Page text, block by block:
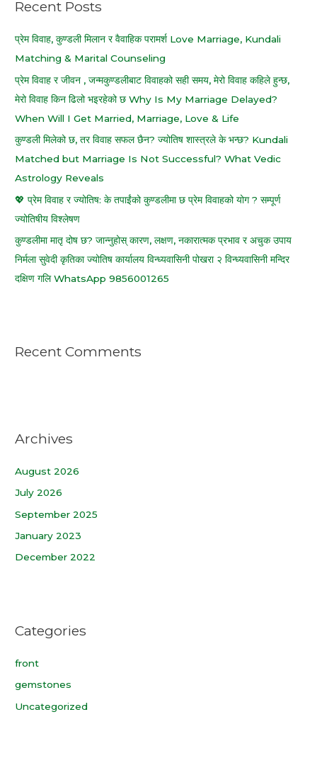
h
o
r
:
Recent Posts
प्रेम विवाह, कुण्डली मिलान र वैवाहिक परामर्श Love Marriage, Kundali
Matching & Marital Counseling
प्रेम विवाह र जीवन , जन्मकुण्डलीबाट विवाहको सही समय, मेरो विवाह कहिले हुन्छ,
मेरो विवाह किन ढिलो भइरहेको छ Why Is My Marriage Delayed?
When Will I Get Married, Marriage, Love & Life
कुण्डली मिलेको छ, तर विवाह सफल छैन? ज्योतिष शास्त्रले के भन्छ? Kundali
Matched but Marriage Is Not Successful? What Vedic
Astrology Reveals
💖 प्रेम विवाह र ज्योतिष: के तपाईंको कुण्डलीमा छ प्रेम विवाहको योग ? सम्पूर्ण
ज्योतिषीय विश्लेषण
कुण्डलीमा मातृ दोष छ? जान्नुहोस् कारण, लक्षण, नकारात्मक प्रभाव र अचुक उपाय
निर्मला सुवेदी कृतिका ज्योतिष कार्यालय विन्ध्यवासिनी पोखरा २ विन्ध्यवासिनी मन्दिर
दक्षिण गलि WhatsApp 9856001265
Recent Comments
Archives
August 2026
July 2026
September 2025
January 2023
December 2022
Categories
front
gemstones
Uncategorized